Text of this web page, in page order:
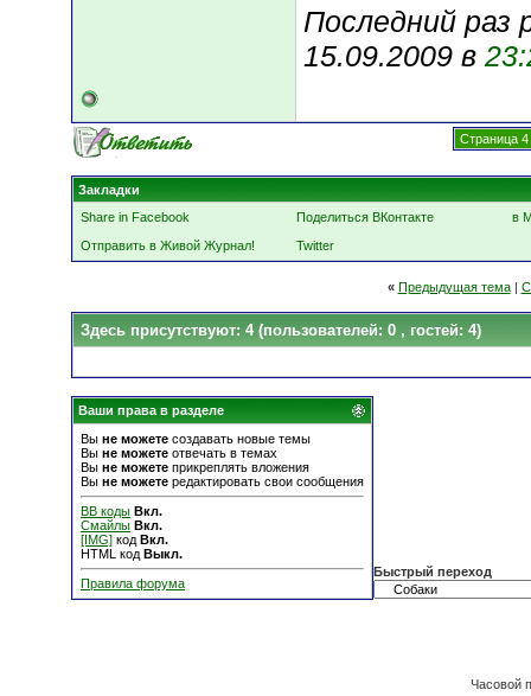
Последний раз
15.09.2009 в
Страница 4
Закладки
Share in Facebook
Поделиться ВКонтакте
в
Отправить в Живой Журнал!
Twitter
« Предыдущая тема|
Здесь присутствуют: 4 (пользователей: 0 , гостей: 4)
Ваши права в разделе
Вы не можете создавать новые темы
Вы не можете отвечать в темах
Вы не можете прикреплять вложения
Вы не можете редактировать свои сообщения
BB коды Вкл.
Смайлы Вкл.
[IMG] код Вкл.
HTML код Выкл.
Правила форума
Быстрый переход
Часовой